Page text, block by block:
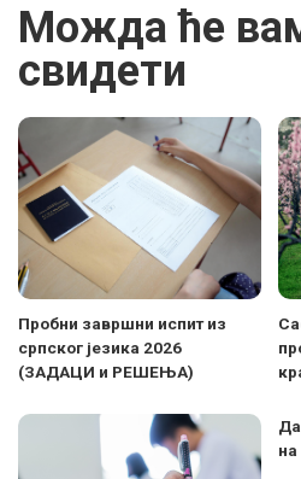
Можда ће
свидети
Пробни завршни испит из
српског језика 2026
(ЗАДАЦИ и РЕШЕЊА)
Да